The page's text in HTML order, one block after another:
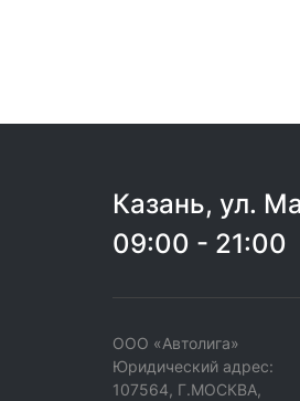
Казань, ул.
09:00 - 21:00
ООО «Автолига»
Юридический адрес:
107564, Г.МОСКВА,